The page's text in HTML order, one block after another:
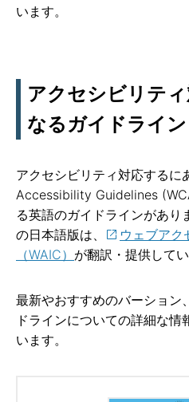
います。
アクセシビリテ
なるガイドライン
アクセシビリティ対応する
Accessibility Guidelines
る英語のガイドラインがあり
の日本語版は、
ウェブアク
（WAIC） が翻訳・提供してい
最新やおすすめのバーション
ドラインについての詳細な
います。